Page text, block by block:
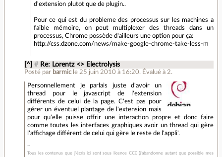
d'extension plutot que de plugin..
Pour ce qui est du probleme des processus sur les machines a
faible mémoire, on peut multiplexer des threads dans un
processus, Chrome possède d'ailleurs une option pour ça:
http://css.dzone.com/news/make-google-chrome-take-less-m
[^] # Re: Lorentz <> Electrolysis
Posté par barmic le 25 juin 2010 à 16:20. Évalué à 2.
Personnellement je parlais juste d'avoir un
thread pour le javascript de l'extension
différents de celui de la page. C'est pas pour
gérer un éventuel plantage de l'extension mais
pour qu'elle puisse offrir une interaction propre et donc faire
comme toutes les interfaces graphiques avoir un thread qui gère
l'affichage différent de celui qui gère le reste de l'appli'.
Tous les contenus que j'écris ici sont sous licence CC0 (j'abandonne autant que possible mes